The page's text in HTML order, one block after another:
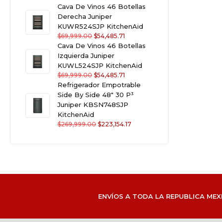
Cava De Vinos 46 Botellas
Derecha Juniper
KUWR524SJP KitchenAid
$69,999.00 $54,485.71
Cava De Vinos 46 Botellas
Izquierda Juniper
KUWL524SJP KitchenAid
$69,999.00 $54,485.71
Refrigerador Empotrable
Side By Side 48" 30 P³
Juniper KBSN748SJP
KitchenAid
$269,999.00 $223,154.17
ENVÍOS A TODA LA REPUBLICA